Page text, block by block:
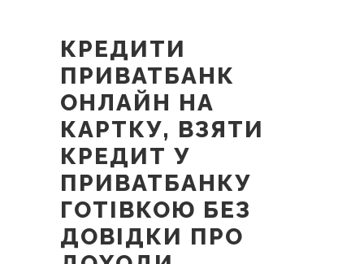
КРЕДИТИ
ПРИВАТБАНК
ОНЛАЙН НА
КАРТКУ, ВЗЯТИ
КРЕДИТ У
ПРИВАТБАНКУ
ГОТІВКОЮ БЕЗ
ДОВІДКИ ПРО